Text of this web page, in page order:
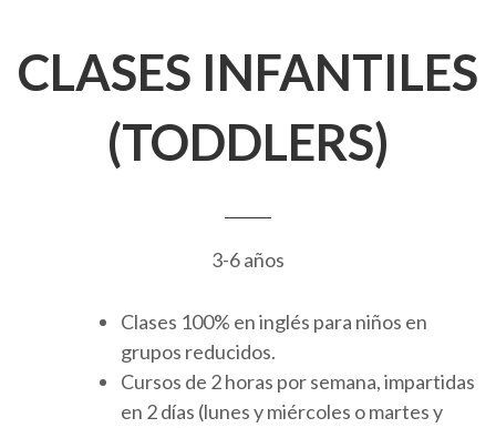
CLASES INFANTILES
(TODDLERS)
3-6 años
Clases 100% en inglés para niños en
grupos reducidos.
Cursos de 2 horas por semana, impartidas
en 2 días (lunes y miércoles o martes y